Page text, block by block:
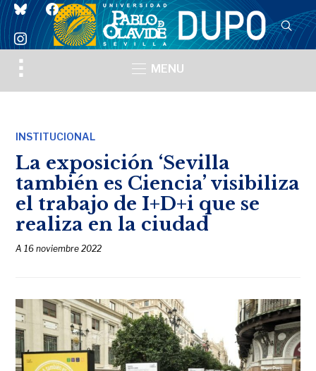
blueskyfacebook
instagram
Toggle
sidebar
MENU
INSTITUCIONAL
La exposición ‘Sevilla
también es Ciencia’ visibiliza
el trabajo de I+D+i que se
realiza en la ciudad
A16 noviembre 2022